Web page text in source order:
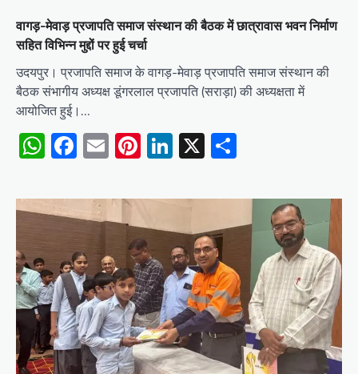
वागड़-मेवाड़ प्रजापति समाज संस्थान की बैठक में छात्रावास भवन निर्माण
सहित विभिन्न मुद्दों पर हुई चर्चा
उदयपुर। प्रजापति समाज के वागड़-मेवाड़ प्रजापति समाज संस्थान की
बैठक संभागीय अध्यक्ष डूंगरलाल प्रजापति (सराड़ा) की अध्यक्षता में
आयोजित हुई।…
WhatsApp
Facebook
EmailPinterest
LinkedIn
X